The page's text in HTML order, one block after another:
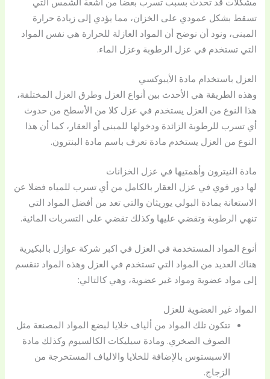
تسقط بشكل عمودي على الخزان، مما يؤدي إلى زيادة حرارة
المبنى، ونود أن نوضح أن المواد العازلة للحرارة هي نفس المواد
التي تستخدم في عزل الرطوبة وعزل الماء.
العزل باستخدام مادة الأيبوكسي
وهذه الطريقة هي الأحدث بين أنواع العزل وطرق العزل المختلفة،
هذا النوع من العزل يستخدم في عزل كلا من الأسطح من حدوث
أي تسرب للرطوبة الزائدة ودخولها للمبنى أو العقار، كما أن هذا
النوع من العزل يستخدم مادة تعرف باسم مادة البنترون.
مادة النيترون وأهمتيها في عزل الخزانات
لها دور قوي في عزل العقار بالكامل من أي تسرب للمياه فضلا عن
الاستعانة بمادة البولي يوريثان والتي تعد من أفضل المواد التي
تنهي الرطوبة وتقضي عليها وكذلك تقضي على التسربات المائية.
أنوع المواد المستخدمة في العزل في اكبر شركة عوازل بالبكيرية
هناك العديد من المواد التي تستخدم في العزل وهذه المواد تنقسم
إلى مواد عضوية ومواد غير عضوية، وهي كالتالي:
المواد غير العضوية للعزل
تتكون تلك المواد من ألياف خلايا لبضع المواد المصنعة مثل
الصوف الصخري. ومادة سيليكات الكالسيوم وكذلك مادة
الاسبستوس بالإضافة للخلايا والالياف المستخرجة من
الزجاج.